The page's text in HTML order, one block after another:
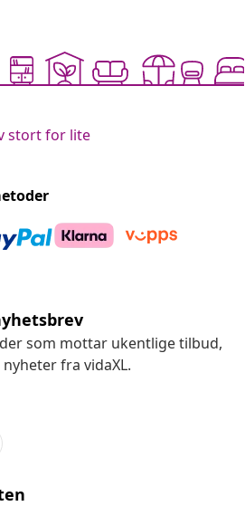
stort for lite
som mottar ukentlige tilbud,
fra vidaXL.